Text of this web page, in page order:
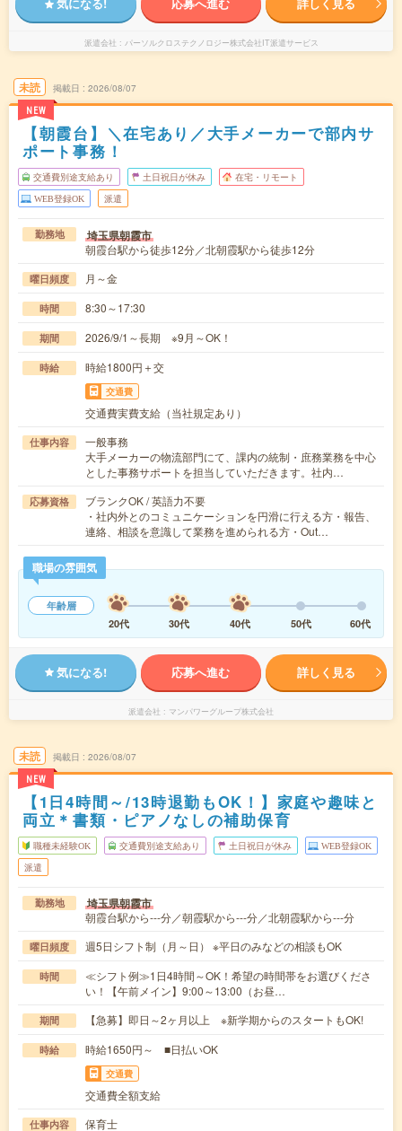
気になる! 応募へ進む 詳しく見る
派遣会社 パーソルクロステクノロジー株式会社IT派遣サービス
未読
NEW
掲載日 2026/08/07
【朝霞台】＼在宅あり／大手メーカーで部内サ
ポート事務！
交通費別途支給あり 土日祝日が休み 在宅・リモート
WEB登録OK 派遣
勤務地 埼玉県朝霞市
朝霞台駅から徒歩12分／北朝霞駅から徒歩12分
曜日頻度 月～金
時間 8:30～17:30
期間 2026/9/1～長期 ※9月～OK！
時給 時給1800円＋交
交通費
交通費実費支給（当社規定あり）
仕事内容
一般事務
大手メーカーの物流部門にて、課内の統制・庶務業務を中心
とした事務サポートを担当していただきます。社内…
応募資格
ブランクOK / 英語力不要
・社内外とのコミュニケーションを円滑に行える方・報告、
連絡、相談を意識して業務を進められる方・Out…
職場の雰囲気
年齢層
20代
30代 40代 50代 60代
気になる! 応募へ進む 詳しく見る
派遣会社 マンパワーグループ株式会社
未読
NEW
掲載日 2026/08/07
【1日4時間～/13時退勤もOK！】家庭や趣味と
両立＊書類・ピアノなしの補助保育
職種未経験OK 交通費別途支給あり 土日祝日が休み WEB登録OK
派遣
勤務地 埼玉県朝霞市
朝霞台駅から---分／朝霞駅から---分／北朝霞駅から---分
曜日頻度 週5日シフト制（月～日） ※平日のみなどの相談もOK
時間
≪シフト例≫1日4時間～OK！希望の時間帯をお選びくださ
い！【午前メイン】9:00～13:00（お昼…
期間 【急募】即日～2ヶ月以上 ※新学期からのスタートもOK!
時給 時給1650円～ ■日払いOK
交通費
交通費全額支給
仕事内容
保育士